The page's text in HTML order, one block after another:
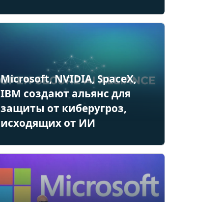
Microsoft, NVIDIA, SpaceX,
IBM создают альянс для
защиты от киберугроз,
исходящих от ИИ